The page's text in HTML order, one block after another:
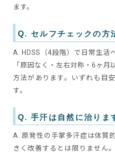
ます。
Q. セルフチェックの方
A. HDSS（4段階）で日常生活
「原因なく・左右対称・6ヶ月
方法があります。いずれも目
す。
Q. 手汗は自然に治りま
A. 原発性の手掌多汗症は体質
きく改善するとは限りません